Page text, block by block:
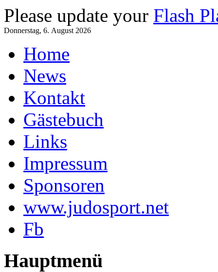
Please update your Flash
Donnerstag, 6. August 2026
Home
News
Kontakt
Gästebuch
Links
Impressum
Sponsoren
www.judosport.net
Fb
Hauptmenü